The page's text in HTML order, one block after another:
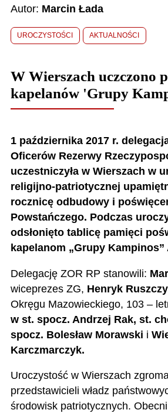
Autor: Marcin Łada
UROCZYSTOŚCI AKTUALNOŚCI
W Wierszach uczczono
kapelanów 'Grupy
1 października 2017 r.
Oficerów Rezerwy
uczestniczyła w Wierszach w
religijno-patriotycznej
rocznicę odbudowy i
Powstańczego. Podczas
odsłonięto tablicę pamięci
kapelanom „Grupy Kampinos”
Delegację ZOR RP stanowili:
wiceprezes ZG, Henryk
Okręgu Mazowieckiego, 103 –
w st. spocz. Andrzej Rak, st.
spocz. Bolesław Morawski i
Karczmarczyk.
Uroczystość w Wierszach
przedstawicieli władz
środowisk patriotycznych.